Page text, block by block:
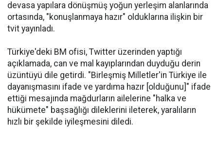
devasa yapılara dönüşmüş yoğun yerleşim alanlarında
ortasında, "konuşlanmaya hazır" olduklarına ilişkin bir
tvit yayınladı.
Türkiye'deki BM ofisi, Twitter üzerinden yaptığı
açıklamada, can ve mal kayıplarından duyduğu derin
üzüntüyü dile getirdi. "Birleşmiş Milletler'in Türkiye ile
dayanışmasını ifade ve yardıma hazır [olduğunu]" ifade
ettiği mesajında mağdurların ailelerine "halka ve
hükümete" başsağlığı dileklerini ileterek, yaralıların
hızlı bir şekilde iyileşmesini diledi.